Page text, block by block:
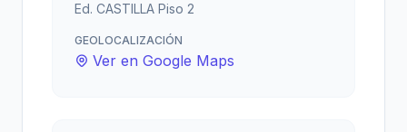
Ed. CASTILLA Piso 2
GEOLOCALIZACIÓN
Ver en Google Maps